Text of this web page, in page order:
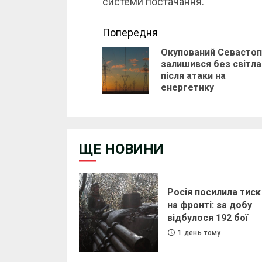
Continue
Reading
Попередня
Окупований
залишився без світла
після атаки на
енергетику
ЩЕ НОВИНИ
Росія посилила тиск
на фронті: за добу
відбулося 192 бої
1 день тому